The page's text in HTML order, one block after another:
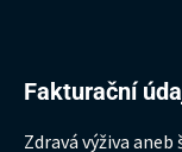
Fakturační
Zdravá výživa aneb